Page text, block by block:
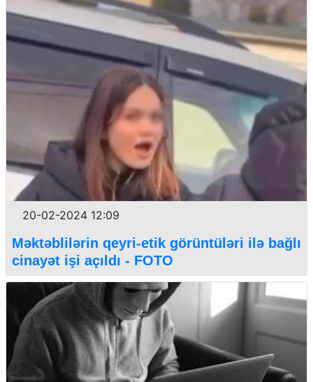
20-02-2024 12:09
Məktəblilərin qeyri-etik görüntüləri ilə bağlı
cinayət işi açıldı - FOTO